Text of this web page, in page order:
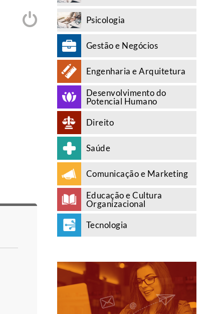
Psicologia
Gestão e Negócios
Engenharia e Arquitetura
Desenvolvimento do
Potencial Humano
Direito
Saúde
Comunicação e Marketing
Educação e Cultura
Organizacional
Tecnologia